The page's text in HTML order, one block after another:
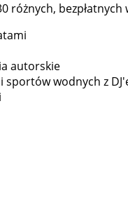
różnych, bezpłatnych
autorskie
wodnych z